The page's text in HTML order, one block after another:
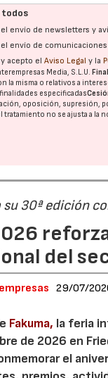
todos
envío de newsletters y
envío de
acepto elAviso Legal y la
Media, S.L.U.
la misma o relativos a
finalidades especificadas
oposición, supresión,
tratamiento no se ajusta a la
su 30ª edición
del
29/07/
Fakuma, la feria
de 2026 en
el